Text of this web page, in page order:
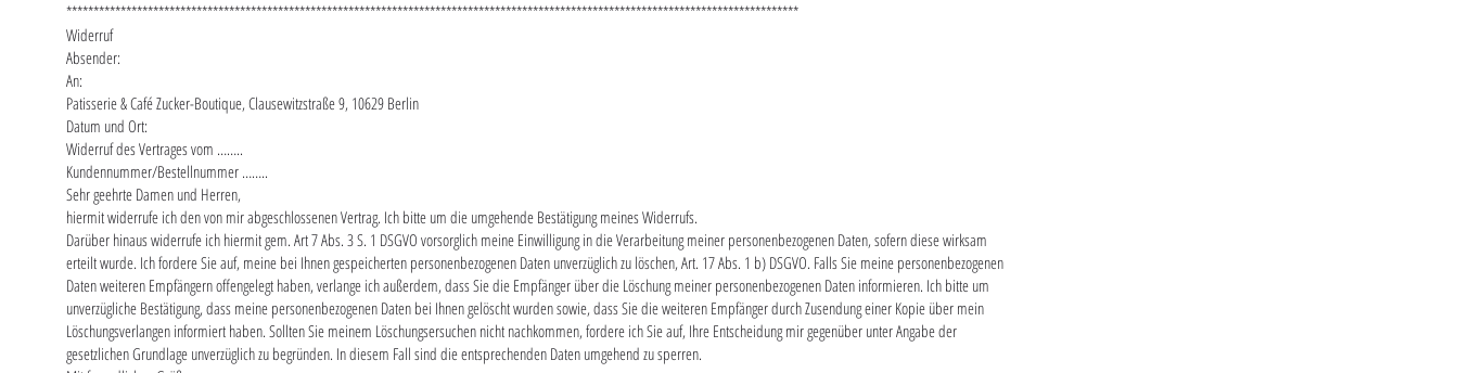
***************************************************************************************************************************************
Widerruf
Absender:
An:
Patisserie & Café Zucker-Boutique, Clausewitzstraße 9, 10629 Berlin
Datum und Ort:
Widerruf des Vertrages vom ……..
Kundennummer/Bestellnummer ……..
Sehr geehrte Damen und Herren,
hiermit widerrufe ich den von mir abgeschlossenen Vertrag. Ich bitte um die umgehende Bestätigung meines Widerrufs.
Darüber hinaus widerrufe ich hiermit gem. Art 7 Abs. 3 S. 1 DSGVO vorsorglich meine Einwilligung in die Verarbeitung meiner personenbezogenen Daten, sofern diese wirksam
erteilt wurde. Ich fordere Sie auf, meine bei Ihnen gespeicherten personenbezogenen Daten unverzüglich zu löschen, Art. 17 Abs. 1 b) DSGVO. Falls Sie meine personenbezogenen
Daten weiteren Empfängern offengelegt haben, verlange ich außerdem, dass Sie die Empfänger über die Löschung meiner personenbezogenen Daten informieren. Ich bitte um
unverzügliche Bestätigung, dass meine personenbezogenen Daten bei Ihnen gelöscht wurden sowie, dass Sie die weiteren Empfänger durch Zusendung einer Kopie über mein
Löschungsverlangen informiert haben. Sollten Sie meinem Löschungsersuchen nicht nachkommen, fordere ich Sie auf, Ihre Entscheidung mir gegenüber unter Angabe der
gesetzlichen Grundlage unverzüglich zu begründen. In diesem Fall sind die entsprechenden Daten umgehend zu sperren.